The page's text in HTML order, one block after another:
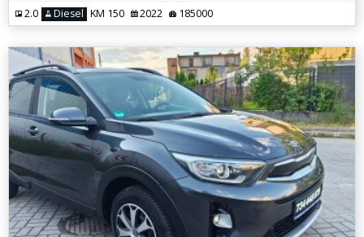
2.0 Diesel KM 150 2022 185000